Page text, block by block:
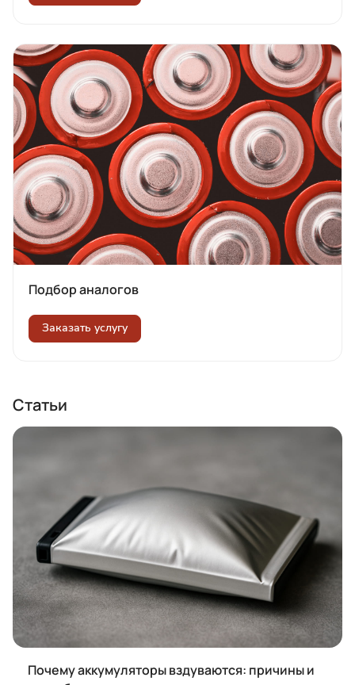
Подбор аналогов
Заказать услугу
Статьи
Почему аккумуляторы вздуваются: причины и